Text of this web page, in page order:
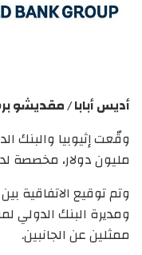
أديس أبابا / مقديشو
مليون دولار، مخصصة
وتم توقيع الاتفاقية
ومديرة البنك الدولي
ممثلين عن الجانبين.